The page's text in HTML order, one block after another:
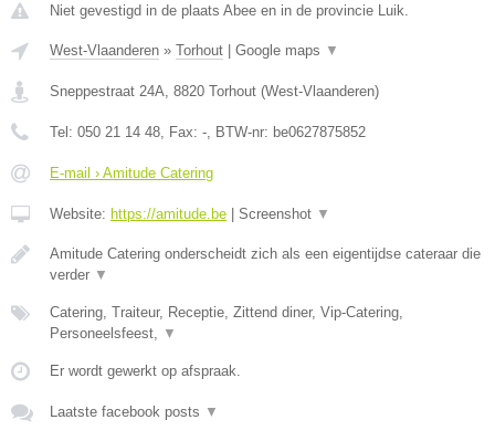
Niet gevestigd in de plaats Abee en in de provincie Luik.
West-Vlaanderen » Torhout | Google maps ▼
Sneppestraat 24A 8820 Torhout (West-Vlaanderen)
Tel: 050 21 14 48 , Fax: - , BTW-nr: be0627875852
E-mail › Amitude Catering
Website: https://amitude.be | Screenshot ▼
Amitude Catering onderscheidt zich als een eigentijdse cateraar die
verder ▼
Catering, Traiteur, Receptie, Zittend diner, Vip-Catering,
Personeelsfeest,
▼
Er wordt gewerkt op afspraak.
Laatste facebook posts ▼